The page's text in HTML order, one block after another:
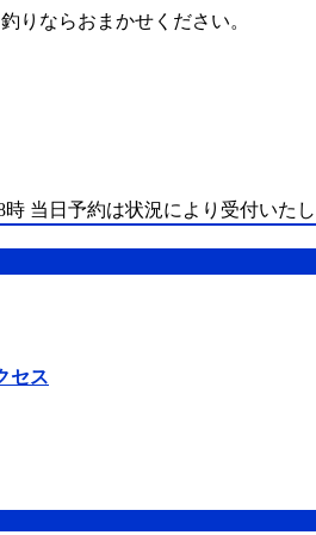
りならおまかせください。
当日予約は状況により受付いた
セス